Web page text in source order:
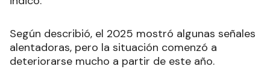
Según describió, el 2025 mostró algunas señales
alentadoras, pero la situación comenzó a
deteriorarse mucho a partir de este año.